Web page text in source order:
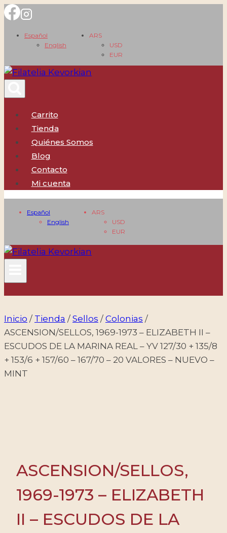
Saltar
contenido
Español
English
ARS
USD
EUR
Carrito
Tienda
Quiénes Somos
Blog
Contacto
Mi cuenta
Español
English
ARS
USD
EUR
Inicio / Tienda / Sellos / Colonias /
ASCENSION/SELLOS, 1969-1973 – ELIZABETH II –
ESCUDOS DE LA MARINA REAL – YV 127/30 + 135/8
+ 153/6 + 157/60 – 167/70 – 20 VALORES – NUEVO –
MINT
ASCENSION/SELLOS,
1969-1973 – ELIZABETH
II – ESCUDOS DE LA